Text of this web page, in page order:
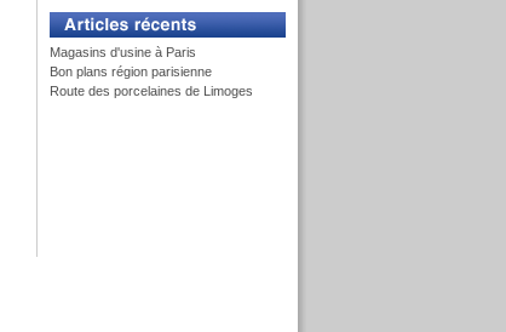
Magasins d'usine à Paris
Bon plans région parisienne
Route des porcelaines de Limoges